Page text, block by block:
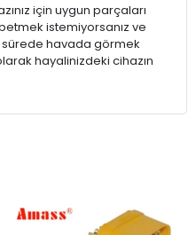
için uygun parçaları
istemiyorsanız ve
sürede havada görmek
hayalinizdeki cihazın